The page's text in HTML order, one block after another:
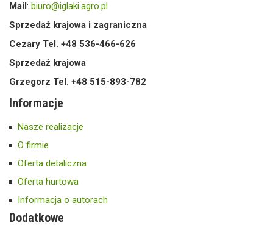
Mail : biuro@iglaki.agro.pl
Sprzedaż krajowa i zagraniczna
Cezary Tel. +48 536-466-626
Sprzedaż krajowa
Grzegorz Tel. +48 515-893-782
Informacje
Nasze realizacje
O firmie
Oferta detaliczna
Oferta hurtowa
Informacja o autorach
Dodatkowe